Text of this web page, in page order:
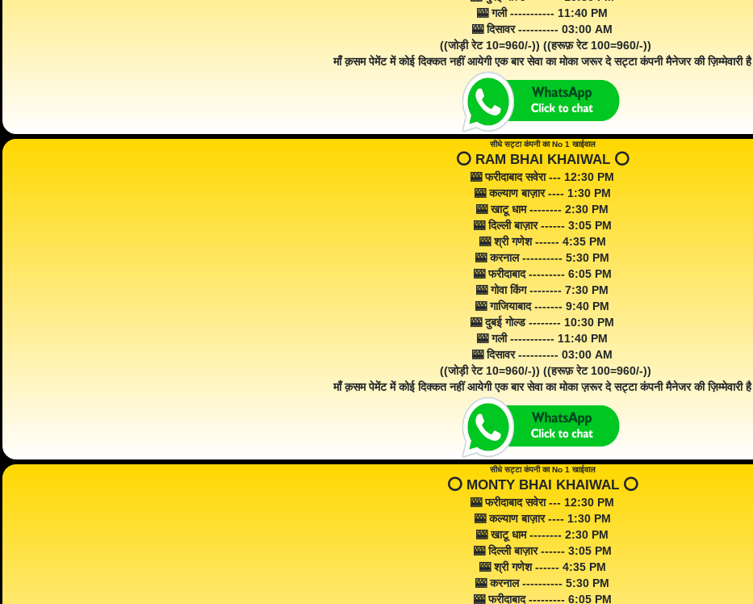
🎰 गली ----------- 11:40 PM
🎰 दिसावर ---------- 03:00 AM
((जोड़ी रेट 10=960/-)) ((हरूफ़ रेट 100=960/-))
माँ क़सम पेमेंट में कोई दिक्कत नहीं आयेगी एक बार सेवा का मोका जरूर दे सट्टा कंपनी मैनेजर की ज़िम्मेवारी है
सीधे सट्टा कंपनी का No 1 खाईवाल
⭕️ RAM BHAI KHAIWAL ⭕️
🎰 फरीदाबाद सवेरा --- 12:30 PM
🎰 कल्याण बाज़ार ---- 1:30 PM
🎰 खाटू धाम -------- 2:30 PM
🎰 दिल्ली बाज़ार ------ 3:05 PM
🎰 श्री गणेश ------ 4:35 PM
🎰 करनाल ---------- 5:30 PM
🎰 फरीदाबाद --------- 6:05 PM
🎰 गोवा किंग -------- 7:30 PM
🎰 गाजियाबाद ------- 9:40 PM
🎰 दुबई गोल्ड -------- 10:30 PM
🎰 गली ----------- 11:40 PM
🎰 दिसावर ---------- 03:00 AM
((जोड़ी रेट 10=960/-)) ((हरूफ़ रेट 100=960/-))
माँ क़सम पेमेंट में कोई दिक्कत नहीं आयेगी एक बार सेवा का मोका ज़रूर दे सट्टा कंपनी मैनेजर की ज़िम्मेवारी है
सीधे सट्टा कंपनी का No 1 खाईवाल
⭕️ MONTY BHAI KHAIWAL ⭕️
🎰 फरीदाबाद सवेरा --- 12:30 PM
🎰 कल्याण बाज़ार ---- 1:30 PM
🎰 खाटू धाम -------- 2:30 PM
🎰 दिल्ली बाज़ार ------ 3:05 PM
🎰 श्री गणेश ------ 4:35 PM
🎰 करनाल ---------- 5:30 PM
🎰 फरीदाबाद --------- 6:05 PM